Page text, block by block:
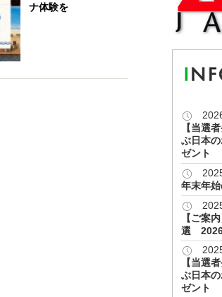
ナ体験を
【当選
ぶ日本
ゼント
年末年
【ご案
選 2026
【当選
ぶ日本
ゼント